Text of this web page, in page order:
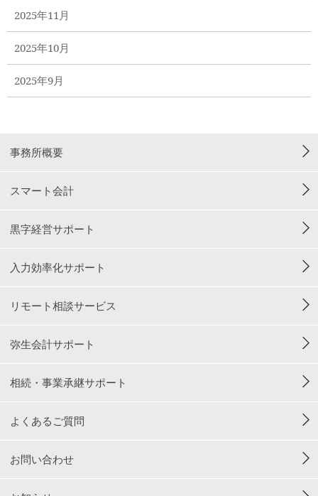
2025年11月
2025年10月
2025年9月
事務所概要
スマート会計
黒字経営サポート
入力効率化サポート
リモート相談サービス
弥生会計サポート
相続・事業承継サポート
よくあるご質問
お問い合わせ